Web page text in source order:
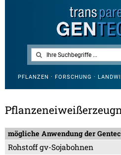
PFLANZEN · FORSCHUNG ·
mögliche Anwendung der
Rohstoff gv-Sojabohnen